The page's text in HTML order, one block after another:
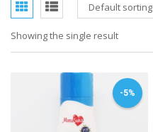
Default sorting
Showing the single result
-5%